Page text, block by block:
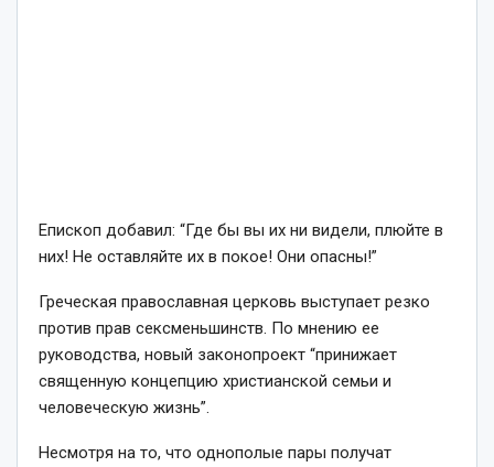
Епископ добавил: “Где бы вы их ни видели, плюйте в
них! Не оставляйте их в покое! Они опасны!”
Греческая православная церковь выступает резко
против прав сексменьшинств. По мнению ее
руководства, новый законопроект “принижает
священную концепцию христианской семьи и
человеческую жизнь”.
Несмотря на то, что однополые пары получат